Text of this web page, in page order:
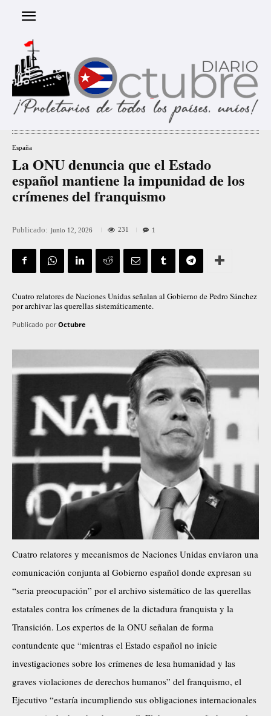
España
La ONU denuncia que el Estado
español mantiene la impunidad de los
crímenes del franquismo
Publicado: junio 12, 2026 231 1
Cuatro relatores de Naciones Unidas señalan al Gobierno de Pedro Sánchez
por archivar las querellas sistemáticamente.
Publicado por Octubre
Cuatro relatores y mecanismos de Naciones Unidas enviaron una
comunicación conjunta al Gobierno español donde expresan su
“seria preocupación” por el archivo sistemático de las querellas
estatales contra los crímenes de la dictadura franquista y la
Transición. Los expertos de la ONU señalan de forma
contundente que “mientras el Estado español no inicie
investigaciones sobre los crímenes de lesa humanidad y las
graves violaciones de derechos humanos” del franquismo, el
Ejecutivo “estaría incumpliendo sus obligaciones internacionales